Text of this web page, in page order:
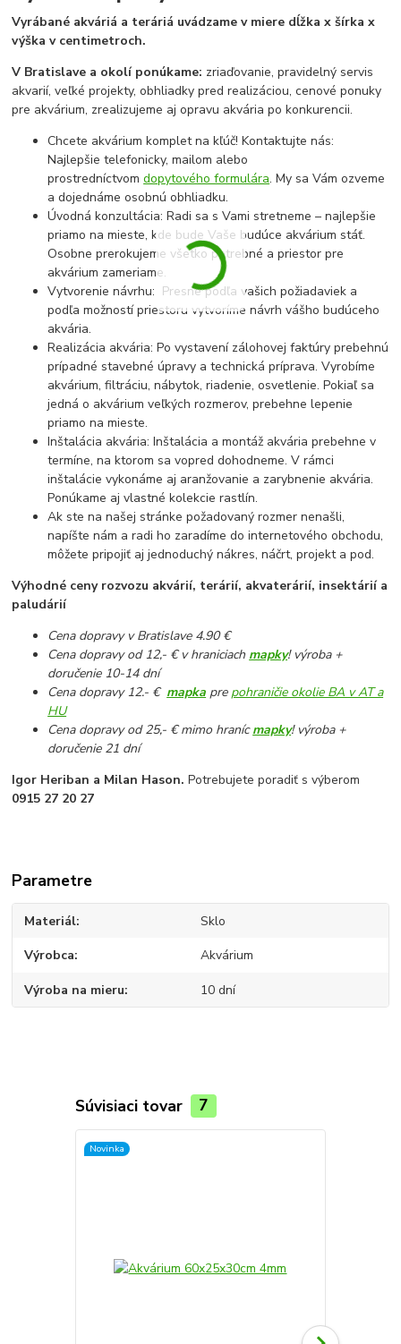
Vyrábané akváriá a teráriá uvádzame v miere dĺžka x šírka x
výška v centimetroch.
V Bratislave a okolí ponúkame: zriaďovanie, pravidelný servis
akvarií, veľké projekty, obhliadky pred realizáciou, cenové ponuky
pre akvárium, zrealizujeme aj opravu akvária po konkurencii.
Chcete akvárium komplet na kľúč! Kontaktujte nás:
Najlepšie telefonicky, mailom alebo
prostredníctvomdopytového formulára. My sa Vám ozveme
a dojednáme osobnú obhliadku.
Úvodná konzultácia: Radi sa s Vami stretneme – najlepšie
priamo na mieste, kde bude Vaše budúce akvárium stáť.
Osobne prerokujeme všetko potrebné a priestor pre
akvárium zameriame.
Vytvorenie návrhu: Presne podľa vašich požiadaviek a
podľa možností priestoru vytvoríme návrh vášho budúceho
akvária.
Realizácia akvária: Po vystavení zálohovej faktúry prebehnú
prípadné stavebné úpravy a technická príprava. Vyrobíme
akvárium, filtráciu, nábytok, riadenie, osvetlenie. Pokiaľ sa
jedná o akvárium veľkých rozmerov, prebehne lepenie
priamo na mieste.
Inštalácia akvária: Inštalácia a montáž akvária prebehne v
termíne, na ktorom sa vopred dohodneme. V rámci
inštalácie vykonáme aj aranžovanie a zarybnenie akvária.
Ponúkame aj vlastné kolekcie rastlín.
Ak ste na našej stránke požadovaný rozmer nenašli,
napíšte nám a radi ho zaradíme do internetového obchodu,
môžete pripojiť aj jednoduchý nákres, náčrt, projekt a pod.
Výhodné ceny rozvozu akvárií, terárií, akvaterárií, insektárií a
paludárií
Cena dopravy v Bratislave 4.90 €
Cena dopravy od 12,- € v hraniciach mapky! výroba +
doručenie 10-14 dní
Cena dopravy 12.- € mapka pre pohraničie okolie BA v AT a
HU
Cena dopravy od 25,- € mimo hranícmapky! výroba +
doručenie 21 dní
Igor Heriban a Milan Hason.Potrebujete poradiť s výberom
0915 27 20 27
Parametre
Materiál Sklo
Výrobca Akvárium
Výroba na mieru 10 dní
Súvisiaci tovar 7
Novinka